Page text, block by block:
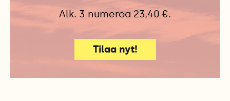
Alk. 3 numeroa 23,40 €.
Tilaa nyt!